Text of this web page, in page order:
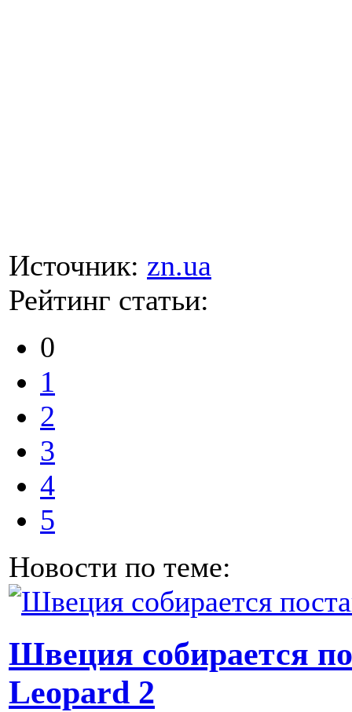
Источник: zn.ua
Рейтинг статьи:
0
1
2
3
4
5
Новости по теме:
Швеция собирается
Leopard 2